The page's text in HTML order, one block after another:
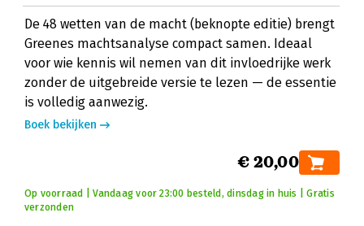
De 48 wetten van de macht (beknopte editie) brengt
Greenes machtsanalyse compact samen. Ideaal
voor wie kennis wil nemen van dit invloedrijke werk
zonder de uitgebreide versie te lezen — de essentie
is volledig aanwezig.
Boek bekijken
€ 20,00
Op voorraad | Vandaag voor 23:00 besteld, dinsdag in huis | Gratis
verzonden